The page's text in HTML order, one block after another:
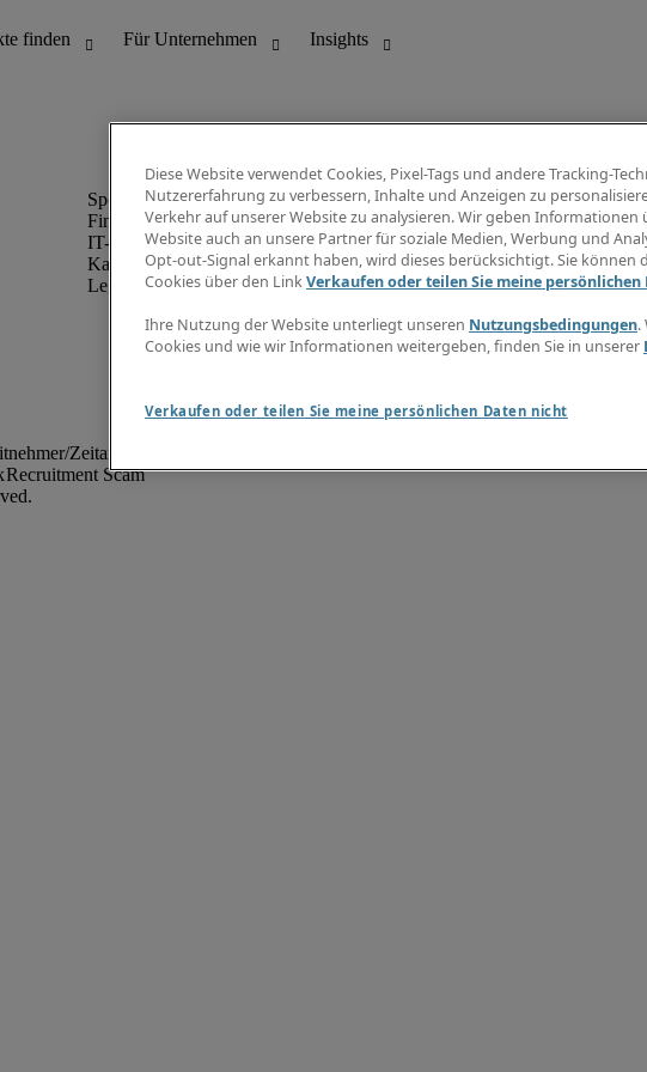
Finanz- & Rechnungswesen
IT-Bereich
Kaufmännischer Bereich
Legal
Info Center
Jobübersicht
Gehaltsübersicht
E-Learning
Zeitarbeitskräfte
Recruitment Scam
Diese Website verwendet Cookies, Pixel-Tags und andere Tracking-
Nutzererfahrung zu verbessern, Inhalte und Anzeigen zu
Verkehr auf unserer Website zu analysieren. Wir geben
Website auch an unsere Partner für soziale Medien, Werbung und
Opt-out-Signal erkannt haben, wird dieses berücksichtigt. Sie können
Cookies über den LinkVerkaufen oder teilen Sie meine persönlichen
Ihre Nutzung der Website unterliegt unseren Nutzungsbedingungen.
Cookies und wie wir Informationen weitergeben, finden Sie in unserer
Verkaufen oder teilen Sie meine persönlichen Daten nicht